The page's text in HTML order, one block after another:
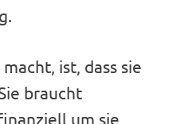
ist, dass sie
braucht
um sie